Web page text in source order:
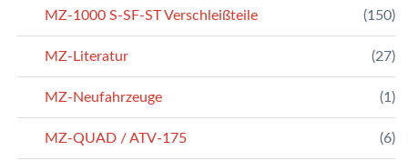
MZ-1000 S-SF-ST Verschleißteile (150)
MZ-Literatur (27)
MZ-Neufahrzeuge (1)
MZ-QUAD / ATV-175 (6)